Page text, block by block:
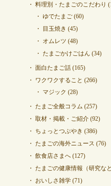
料理別・たまごのこだわり
ゆでたまご(60)
目玉焼き (45)
オムレツ (48)
たまごかけごはん (34)
面白たまご話(165)
ワクワクすること (266)
マジック (28)
たまご全般コラム (257)
取材・掲載・ご紹介(92)
ちょっとつぶやき (386)
たまごの海外ニュース (76)
飲食店さまへ(127)
たまごの健康情報（研究など
おいしさ雑学(71)